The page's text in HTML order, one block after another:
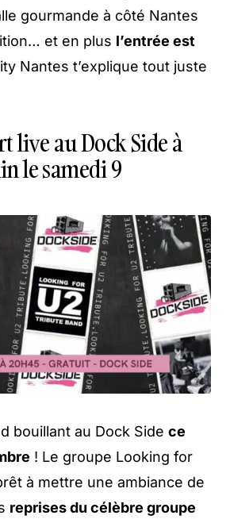
gourmande à côté Nantes
et en plus l’entrée est
Nantes t’explique tout juste
live au Dock Side à
le samedi 9
bouillant au Dock Side ce
! Le groupe Looking for
à mettre une ambiance de
reprises du célèbre groupe